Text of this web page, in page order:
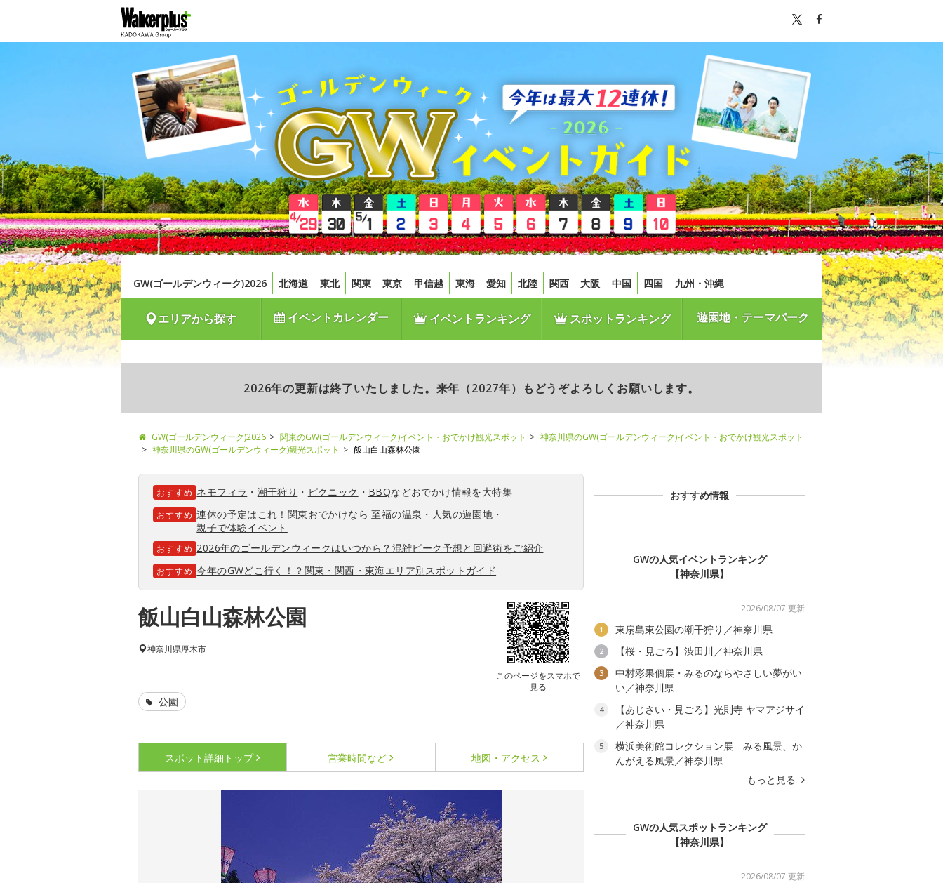
GW(ゴールデンウィーク)2026 北海道 東北 関東 東京 甲信越 東海 愛知 北陸 関西 大阪 中国 四国 九州・沖縄
エリアから探す イベントカレンダー イベントランキング スポットランキング 遊園地・テーマパーク
2026年の更新は終了いたしました。来年（2027年）もどうぞよろしくお願いします。
GW(ゴールデンウィーク)2026 関東のGW(ゴールデンウィーク)イベント・おでかけ観光スポット
神奈川県のGW(ゴールデンウィーク)イベント・おでかけ観光スポット
神奈川県のGW(ゴールデンウィーク)観光スポット
飯山白山森林公園
おすすめ ネモフィラ ・ 潮干狩り ・ ピクニック ・ BBQなどおでかけ情報を大特集
おすすめ 連休の予定はこれ！関東おでかけなら至福の温泉 ・ 人気の遊園地 ・
親子で体験イベント
おすすめ 2026年のゴールデンウィークはいつから？混雑ピーク予想と回避術をご紹介
おすすめ 今年のGWどこ行く！？関東・関西・東海エリア別スポットガイド
飯山白山森林公園
このページをスマホで
見る
神奈川県厚木市
公園
スポット詳細 トップ 営業時間など 地図・アクセス
おすすめ情報
GWの人気イベントランキング
【神奈川県】
2026/08/07 更新
1 東扇島東公園の潮干狩り／神奈川県
2 【桜・見ごろ】渋田川／神奈川県
3
中村彩果個展・みるのならやさしい夢がい
い／神奈川県
4
【あじさい・見ごろ】光則寺 ヤマアジサイ
／神奈川県
5
横浜美術館コレクション展 みる風景、か
んがえる風景／神奈川県
もっと見る
GWの人気スポットランキング
【神奈川県】
2026/08/07 更新